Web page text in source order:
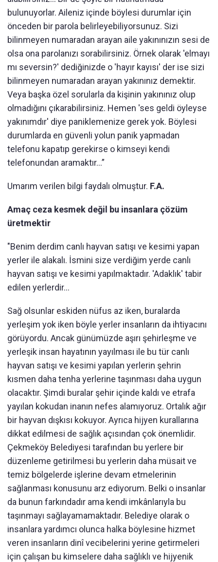
bulunuyorlar. Aileniz içinde böylesi durumlar için
önceden bir parola belirleyebiliyorsunuz. Sizi
bilinmeyen numaradan arayan aile yakınınızın sesi de
olsa ona parolanızı sorabilirsiniz. Örnek olarak 'elmayı
mı seversin?' dediğinizde o 'hayır kayısı' der ise sizi
bilinmeyen numaradan arayan yakınınız demektir.
Veya başka özel sorularla da kişinin yakınınız olup
olmadığını çıkarabilirsiniz. Hemen 'ses geldi öyleyse
yakınımdır' diye paniklemenize gerek yok. Böylesi
durumlarda en güvenli yolun panik yapmadan
telefonu kapatıp gerekirse o kimseyi kendi
telefonundan aramaktır...”
Umarım verilen bilgi faydalı olmuştur. F.A.
Amaç ceza kesmek değil bu insanlara çözüm
üretmektir
"Benim derdim canlı hayvan satışı ve kesimi yapan
yerler ile alakalı. İsmini size verdiğim yerde canlı
hayvan satışı ve kesimi yapılmaktadır. 'Adaklık' tabir
edilen yerlerdir...
Sağ olsunlar eskiden nüfus az iken, buralarda
yerleşim yok iken böyle yerler insanların da ihtiyacını
görüyordu. Ancak günümüzde aşırı şehirleşme ve
yerleşik insan hayatının yayılması ile bu tür canlı
hayvan satışı ve kesimi yapılan yerlerin şehrin
kısmen daha tenha yerlerine taşınması daha uygun
olacaktır. Şimdi buralar şehir içinde kaldı ve etrafa
yayılan kokudan inanın nefes alamıyoruz. Ortalık ağır
bir hayvan dışkısı kokuyor. Ayrıca hijyen kurallarına
dikkat edilmesi de sağlık açısından çok önemlidir.
Çekmeköy Belediyesi tarafından bu yerlere bir
düzenleme getirilmesi bu yerlerin daha müsait ve
temiz bölgelerde işlerine devam etmelerinin
sağlanması konusunu arz ediyorum. Belki o insanlar
da bunun farkındadır ama kendi imkânlarıyla bu
taşınmayı sağlayamamaktadır. Belediye olarak o
insanlara yardımcı olunca halka böylesine hizmet
veren insanların dinî vecibelerini yerine getirmeleri
için çalışan bu kimselere daha sağlıklı ve hijyenik